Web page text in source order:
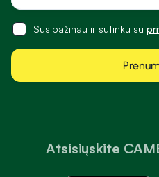
Atsisiųskite
Susipažinau ir sutinku su